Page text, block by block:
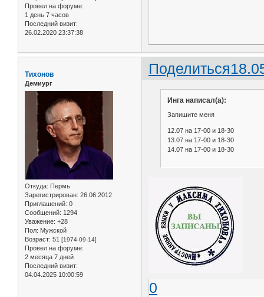
Провел на форуме:
1 день 7 часов
Последний визит:
26.02.2020 23:37:38
Поделиться
Тихонов
Демиург
Откуда: Пермь
Зарегистрирован: 26.06.2012
Приглашений: 0
Сообщений: 1294
Уважение: +28
Пол: Мужской
Возраст: 51 [1974-09-14]
Провел на форуме:
2 месяца 7 дней
Последний визит:
04.04.2025 10:00:59
Инга написал(а):
Запишите меня
12.07 на 17-00 и 18-30
13.07 на 17-00 и 18-30
14.07 на 17-00 и 18-30
0